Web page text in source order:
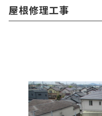
屋根修理工事